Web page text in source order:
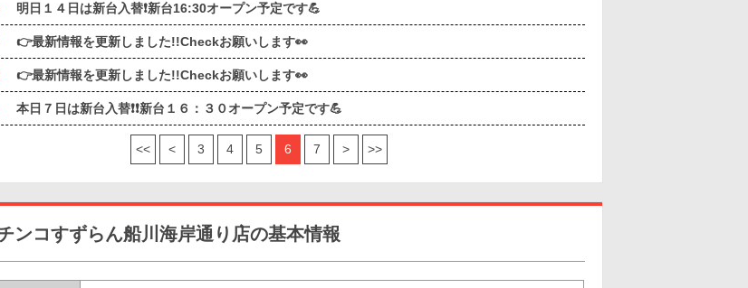
明日１４日は新台入替❗新台16:30オープン予定です💪
👉最新情報を更新しました!!Checkお願いします👀
👉最新情報を更新しました!!Checkお願いします👀
本日７日は新台入替❗❗新台１６：３０オープン予定です💪
<< < 3 4 5 6 7 > >>
ンコすずらん船川海岸通り店の基本情報